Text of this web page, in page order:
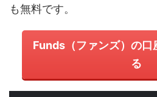
も無料です。
Funds（ファンズ）の口
る